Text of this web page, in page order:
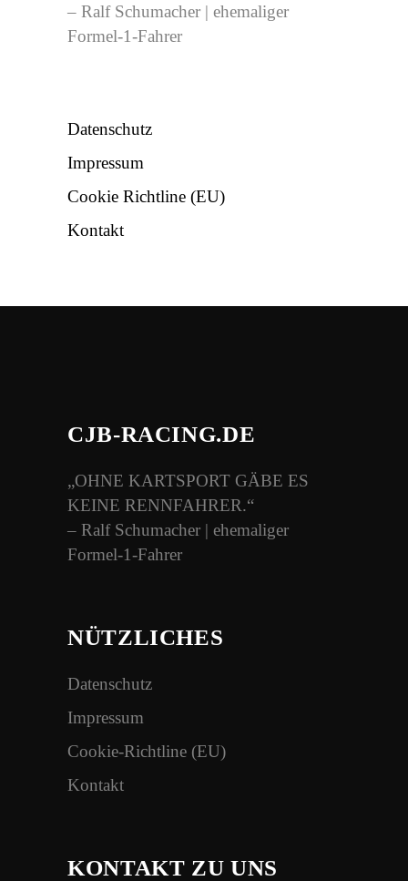
– Ralf Schumacher | ehemaliger
Formel-1-Fahrer
Datenschutz
Impressum
Cookie Richtline (EU)
Kontakt
CJB-RACING.DE
„OHNE KARTSPORT GÄBE ES
KEINE RENNFAHRER.“
– Ralf Schumacher | ehemaliger
Formel-1-Fahrer
NÜTZLICHES
Datenschutz
Impressum
Cookie-Richtline (EU)
Kontakt
KONTAKT ZU UNS